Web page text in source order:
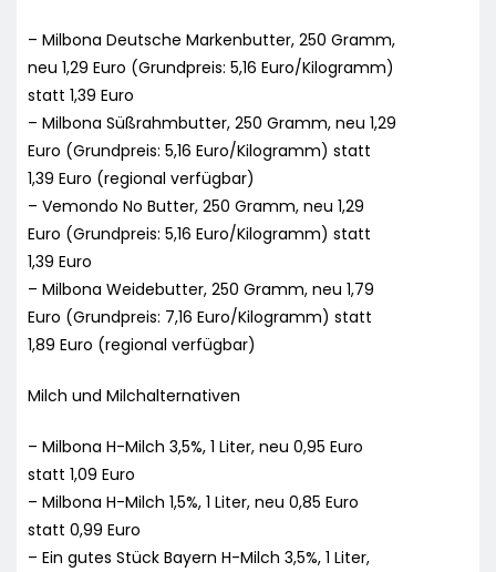
– Milbona Deutsche Markenbutter, 250 Gramm,
neu 1,29 Euro (Grundpreis: 5,16 Euro/Kilogramm)
statt 1,39 Euro
– Milbona Süßrahmbutter, 250 Gramm, neu 1,29
Euro (Grundpreis: 5,16 Euro/Kilogramm) statt
1,39 Euro (regional verfügbar)
– Vemondo No Butter, 250 Gramm, neu 1,29
Euro (Grundpreis: 5,16 Euro/Kilogramm) statt
1,39 Euro
– Milbona Weidebutter, 250 Gramm, neu 1,79
Euro (Grundpreis: 7,16 Euro/Kilogramm) statt
1,89 Euro (regional verfügbar)
Milch und Milchalternativen
– Milbona H-Milch 3,5%, 1 Liter, neu 0,95 Euro
statt 1,09 Euro
– Milbona H-Milch 1,5%, 1 Liter, neu 0,85 Euro
statt 0,99 Euro
– Ein gutes Stück Bayern H-Milch 3,5%, 1 Liter,